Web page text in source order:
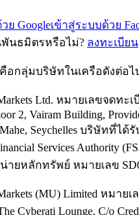
ย Googleเข้าสู่ระบบด้วย
พันธมิตรหรือไม่? ลงทะเบียน
คือกลุ่มบริษัทในเครือดังต่อไ
Ltd. หมายเลขจดทะ
2, Vairam Building,
Mahe, Seychelles บริษัทที่ไ
Services Authority
ายหลักทรัพย์ หมายเลข
(MU) Limited หมาย
Cyberati Lounge, C/o